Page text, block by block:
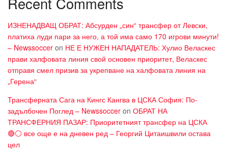
ИЗНЕНАДВАЩ ОБРАТ: Абсурден „син“ трансфер от Левски,
платиха луди пари за него, а той има само 170 игрови минути!
– Newssoccer on НЕ Е НУЖЕН НАПАДАТЕЛЬ: Хулио Веласкес
прави халфовата линия свой основен приоритет, Веласкес
отправя смел призив за укрепване на халфовата линия на
„Герена“
Трансферната Сага на Кингс Кангва в ЦСКА София: По-
задълбочен Поглед – Newssoccer on ОБРАТ НА
ТРАНСФЕРНИЯ ПАЗАР: Приоритетният трансфер на ЦСКА
🔴⚪ все още е на дневен ред – Георгий Цитаишвили остава
цел